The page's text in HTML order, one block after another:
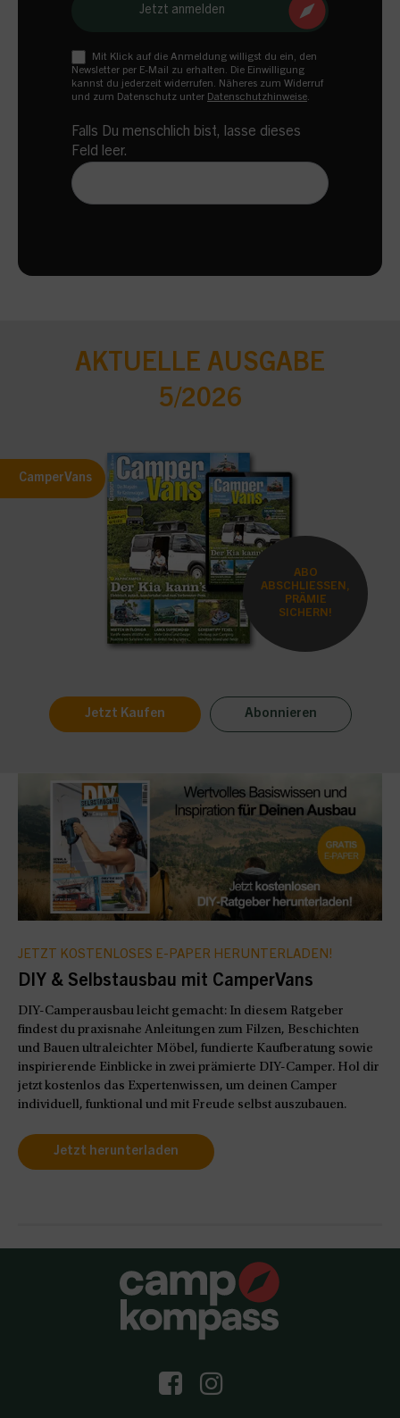
Jetzt anmelden
Mit Klick auf die Anmeldung willigst du ein, den
Newsletter per E-Mail zu erhalten. Die Einwilligung
kannst du jederzeit widerrufen. Näheres zum Widerruf
und zum Datenschutz unter Datenschutzhinweise.
Falls Du menschlich bist, lasse dieses
Feld leer.
AKTUELLE AUSGABE
5/2026
CamperVans
ABO
ABSCHLIESSEN,
PRÄMIE
SICHERN!
Jetzt Kaufen Abonnieren
JETZT KOSTENLOSES E-PAPER HERUNTERLADEN!
DIY & Selbstausbau mit CamperVans
DIY-Camperausbau leicht gemacht: In diesem Ratgeber
findest du praxisnahe Anleitungen zum Filzen, Beschichten
und Bauen ultraleichter Möbel, fundierte Kaufberatung sowie
inspirierende Einblicke in zwei prämierte DIY-Camper. Hol dir
jetzt kostenlos das Expertenwissen, um deinen Camper
individuell, funktional und mit Freude selbst auszubauen.
Jetzt herunterladen